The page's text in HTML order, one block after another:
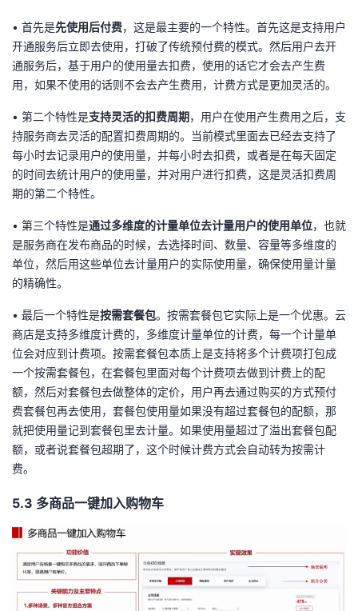
• 首先是先使用后付费，这是最主要的一个特性。首先这是支持用户
开通服务后立即去使用，打破了传统预付费的模式。然后用户去开
通服务后，基于用户的使用量去扣费，使用的话它才会去产生费
用，如果不使用的话则不会去产生费用，计费方式是更加灵活的。
• 第二个特性是支持灵活的扣费周期 ，用户在使用产生费用之后，支
持服务商去灵活的配置扣费周期的。当前模式里面去已经去支持了
每小时去记录用户的使用量，并每小时去扣费，或者是在每天固定
的时间去统计用户的使用量，并对用户进行扣费，这是灵活扣费周
期的第二个特性。
• 第三个特性是通过多维度的计量单位去计量用户的使用单位，也就
是服务商在发布商品的时候，去选择时间、数量、容量等多维度的
单位，然后用这些单位去计量用户的实际使用量，确保使用量计量
的精确性。
• 最后一个特性是按需套餐包。按需套餐包它实际上是一个优惠。云
商店是支持多维度计费的，多维度计量单位的计费，每一个计量单
位会对应到计费项。按需套餐包本质上是支持将多个计费项打包成
一个按需套餐包，在套餐包里面对每个计费项去做到计费上的配
额，然后对套餐包去做整体的定价，用户再去通过购买的方式预付
费套餐包再去使用，套餐包使用量如果没有超过套餐包的配额，那
就把使用量记到套餐包里去计量。如果使用量超过了溢出套餐包配
额，或者说套餐包超期了，这个时候计费方式会自动转为按需计
费。
5.3 多商品一键加入购物车